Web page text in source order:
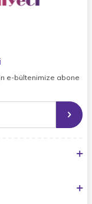
e-bültenimize abone